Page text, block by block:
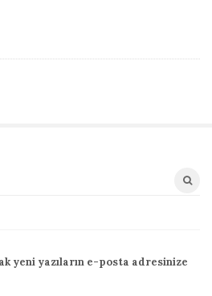
yeni yazıların e-posta adresinize